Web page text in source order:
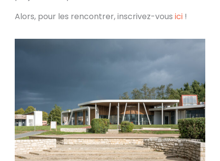
Alors, pour les rencontrer, inscrivez-vous ici !